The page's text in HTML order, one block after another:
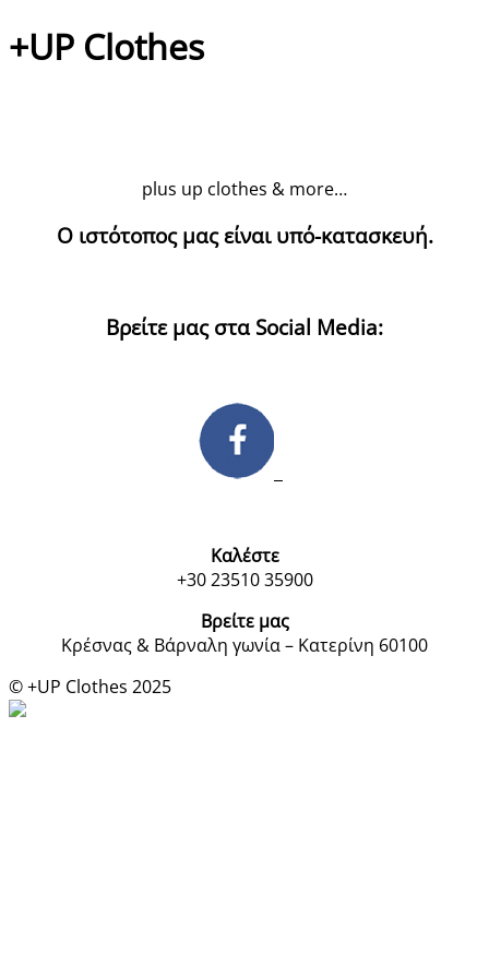
+UP Clothes
plus up clothes & more…
Ο ιστότοπος μας είναι υπό-κατασκευή.
Βρείτε μας στα Social Media:
Καλέστε
+30 23510 35900
Βρείτε μας
Κρέσνας & Βάρναλη γωνία – Κατερίνη 60100
© +UP Clothes 2025